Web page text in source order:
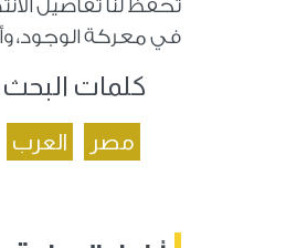
تحفظ لنا تفاصيل
في معركة الوجود،
كلمات البحث
مصر العرب